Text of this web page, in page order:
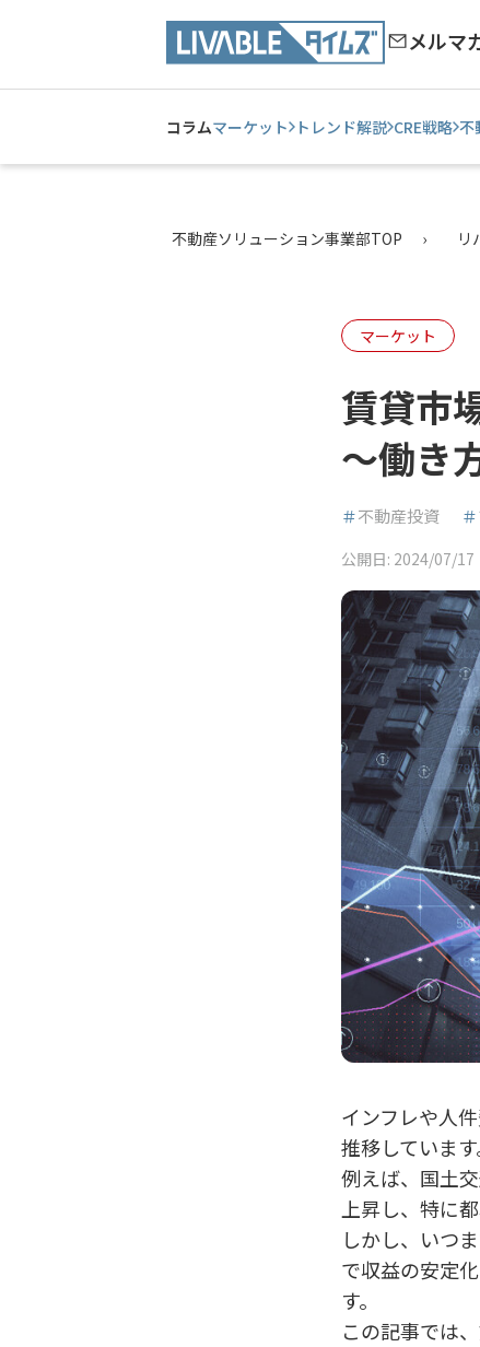
メルマ
コラムマーケット トレンド解説 CRE戦略 不
不動産ソリューション事業部TOP リ
マーケット
賃貸市
～働き
＃不動産投資 ＃
公開日: 2024/07/17
インフレや人
推移しています
例えば、国土
上昇し、特に
しかし、いつ
で収益の安定
す。
この記事では